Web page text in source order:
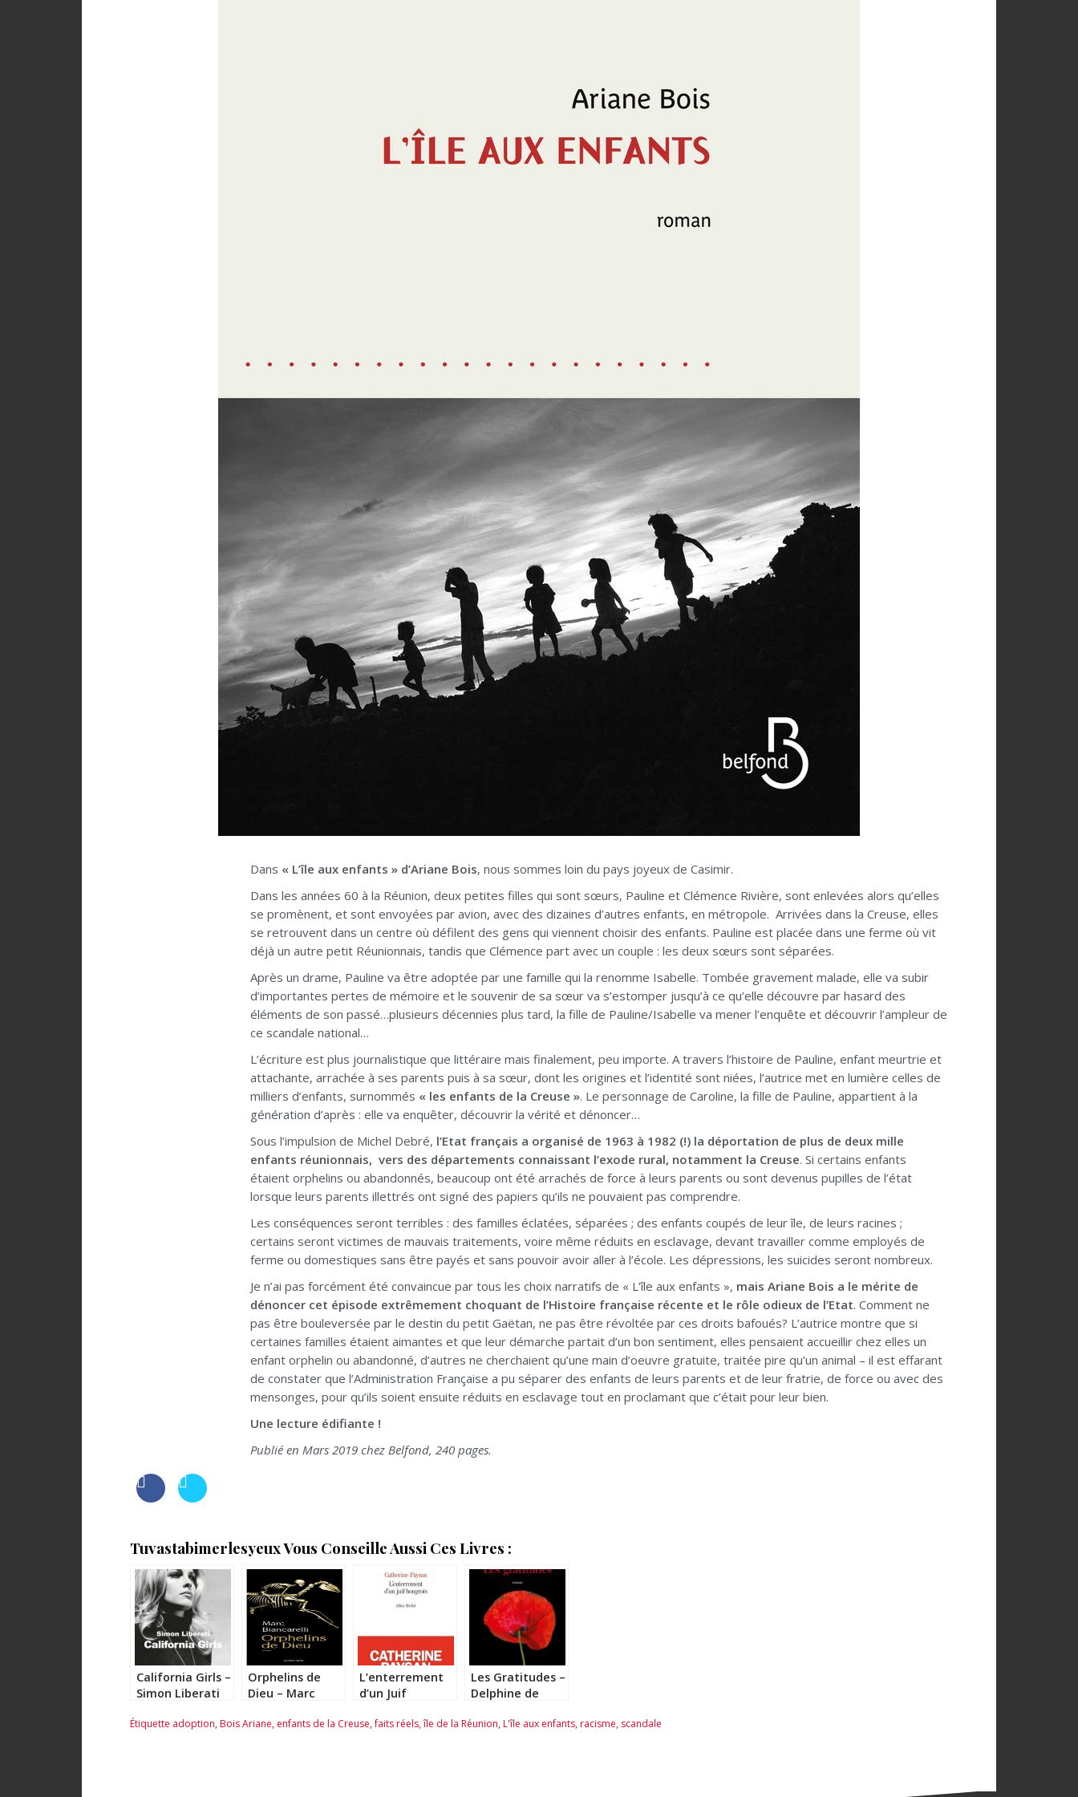
Dans « L’île aux enfants » d’Ariane Bois, nous sommes loin du pays joyeux de Casimir.
Dans les années 60 à la Réunion, deux petites filles qui sont sœurs, Pauline et Clémence Rivière, sont enlevées alors qu’elles
se promènent, et sont envoyées par avion, avec des dizaines d’autres enfants, en métropole. Arrivées dans la Creuse, elles
se retrouvent dans un centre où défilent des gens qui viennent choisir des enfants. Pauline est placée dans une ferme où vit
déjà un autre petit Réunionnais, tandis que Clémence part avec un couple : les deux sœurs sont séparées.
Après un drame, Pauline va être adoptée par une famille qui la renomme Isabelle. Tombée gravement malade, elle va subir
d’importantes pertes de mémoire et le souvenir de sa sœur va s’estomper jusqu’à ce qu’elle découvre par hasard des
éléments de son passé…plusieurs décennies plus tard, la fille de Pauline/Isabelle va mener l’enquête et découvrir l’ampleur de
ce scandale national…
L’écriture est plus journalistique que littéraire mais finalement, peu importe. A travers l’histoire de Pauline, enfant meurtrie et
attachante, arrachée à ses parents puis à sa sœur, dont les origines et l’identité sont niées, l’autrice met en lumière celles de
milliers d’enfants, surnommés « les enfants de la Creuse ». Le personnage de Caroline, la fille de Pauline, appartient à la
génération d’après : elle va enquêter, découvrir la vérité et dénoncer…
Sous l’impulsion de Michel Debré, l’Etat français a organisé de 1963 à 1982 (!) la déportation de plus de deux mille
enfants réunionnais, vers des départements connaissant l’exode rural, notamment la Creuse. Si certains enfants
étaient orphelins ou abandonnés, beaucoup ont été arrachés de force à leurs parents ou sont devenus pupilles de l’état
lorsque leurs parents illettrés ont signé des papiers qu’ils ne pouvaient pas comprendre.
Les conséquences seront terribles : des familles éclatées, séparées ; des enfants coupés de leur île, de leurs racines ;
certains seront victimes de mauvais traitements, voire même réduits en esclavage, devant travailler comme employés de
ferme ou domestiques sans être payés et sans pouvoir avoir aller à l’école. Les dépressions, les suicides seront nombreux.
Je n’ai pas forcément été convaincue par tous les choix narratifs de « L’île aux enfants », mais Ariane Bois a le mérite de
dénoncer cet épisode extrêmement choquant de l’Histoire française récente et le rôle odieux de l’Etat. Comment ne
pas être bouleversée par le destin du petit Gaëtan, ne pas être révoltée par ces droits bafoués? L’autrice montre que si
certaines familles étaient aimantes et que leur démarche partait d’un bon sentiment, elles pensaient accueillir chez elles un
enfant orphelin ou abandonné, d’autres ne cherchaient qu’une main d’oeuvre gratuite, traitée pire qu’un animal – il est effarant
de constater que l’Administration Française a pu séparer des enfants de leurs parents et de leur fratrie, de force ou avec des
mensonges, pour qu’ils soient ensuite réduits en esclavage tout en proclamant que c’était pour leur bien.
Une lecture édifiante !
Publié en Mars 2019 chez Belfond, 240 pages.
Tuvastabimerlesyeux Vous Conseille Aussi Ces Livres :
California Girls –
Simon Liberati
Orphelins de
Dieu – Marc
L’enterrement
d’un Juif
Catherine
Les Gratitudes –
Delphine de
Étiquette adoption,Bois Ariane, enfants de la Creuse,faits réels,île de la Réunion,L'île aux enfants,racisme, scandale